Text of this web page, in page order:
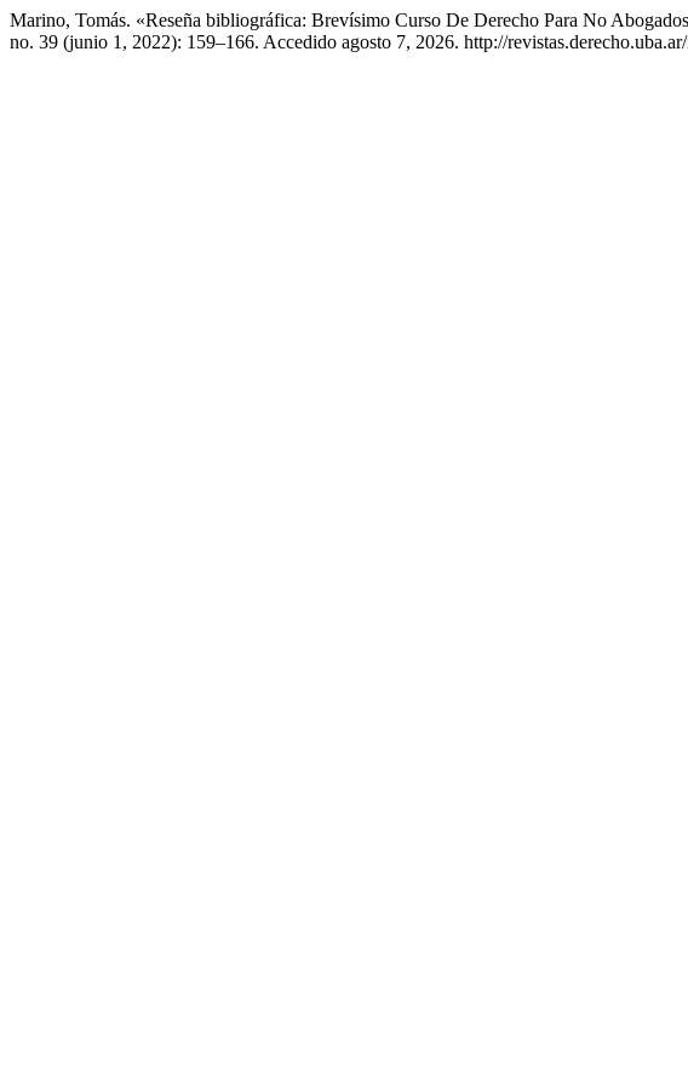
Marino, Tomás. «Reseña bibliográfica: Brevísimo Curso De Derecho Para No
no. 39 (junio 1, 2022): 159–166. Accedido agosto 7, 2026. http://